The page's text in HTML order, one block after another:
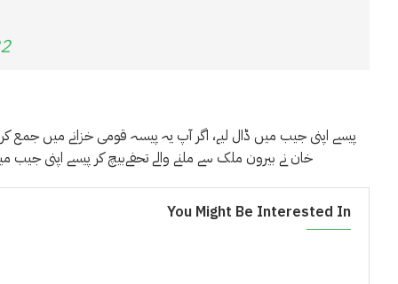
پیسے اپنی جیب میں ڈال لیے، اگر آپ یہ پیسہ قومی خزانے میں جمع
خان نے بیرون ملک سے ملنے والے تحفےبیچ کر پیسے اپنی جیب میں ڈالے لیے،
You Might Be Interested In